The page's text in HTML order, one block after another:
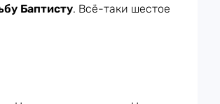
Баптисту. Всё-таки шестое